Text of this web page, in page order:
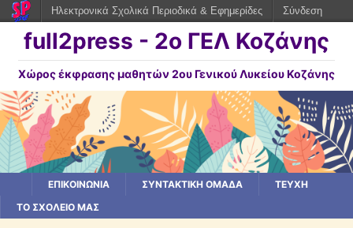
full2press - 2o ΓΕΛ Κοζάνης
Χώρος έκφρασης μαθητών 2ου Γενικού Λυκείου Κοζάνης
ΕΠΙΚΟΙΝΩΝΙΑ ΣΥΝΤΑΚΤΙΚΗ ΟΜΑΔΑ
ΤΕΥΧΗ
ΤΟ ΣΧΟΛΕΙΟ ΜΑΣ
Ηλεκτρονικά Σχολικά Περιοδικά & Εφημερίδες Σύνδεση